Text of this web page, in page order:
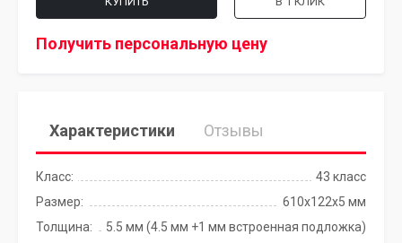
Получить персональную цену
Характеристики Отзывы
Класс:
43 класс
Размер:
610х122x5 мм
Толщина:
5.5 мм (4.5 мм +1 мм встроенная подложка)